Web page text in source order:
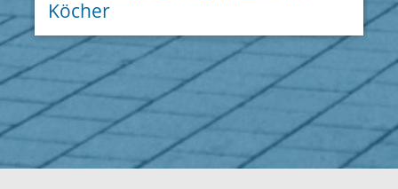
Köcher